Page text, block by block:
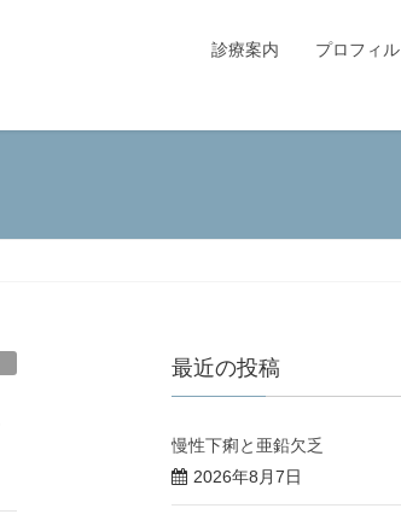
診療案内 プロフィル
最近の投稿
慢性下痢と亜鉛欠乏
2026年8月7日